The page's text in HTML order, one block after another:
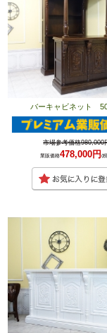
バーキャビネット
市場参考価格980,000
業販価格478,000円 (